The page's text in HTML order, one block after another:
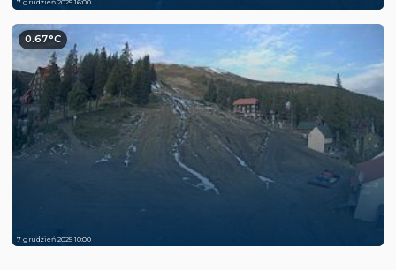
7 grudzień 2025 16:00
0.67°C
7 grudzień 2025 10:00